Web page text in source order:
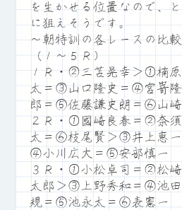
を生かせる位置なので、と
に狙えそうです。
～朝特訓の各レースの比較
（１～５Ｒ）
１Ｒ・②三苫晃幸＞①楠
太＝③山口隆史＝④宮嵜隆
郎＝⑤佐藤謙史朗＝⑥山
２Ｒ・①國崎良春＝②奈
太＝⑥枝尾賢＞③井上恵一
④小川広大＝⑤安部慎一
３Ｒ・①小松卓司＝②松
太郎＞③上野秀和＝④池田
規＝⑤池永太＝⑥表憲一